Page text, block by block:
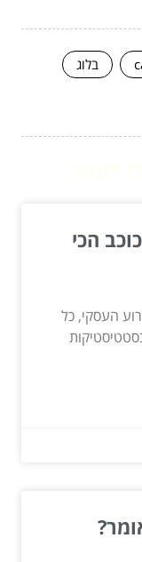
בלוג
הכי
העסקי, כל